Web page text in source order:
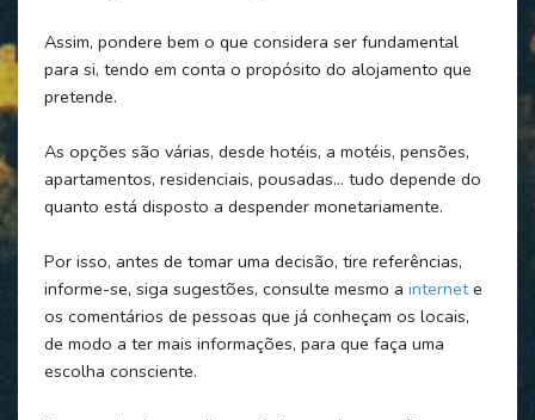
Assim, pondere bem o que considera ser fundamental
para si, tendo em conta o propósito do alojamento que
pretende.
As opções são várias, desde hotéis, a motéis, pensões,
apartamentos, residenciais, pousadas… tudo depende do
quanto está disposto a despender monetariamente.
Por isso, antes de tomar uma decisão, tire referências,
informe-se, siga sugestões, consulte mesmo a internete
os comentários de pessoas que já conheçam os locais,
de modo a ter mais informações, para que faça uma
escolha consciente.